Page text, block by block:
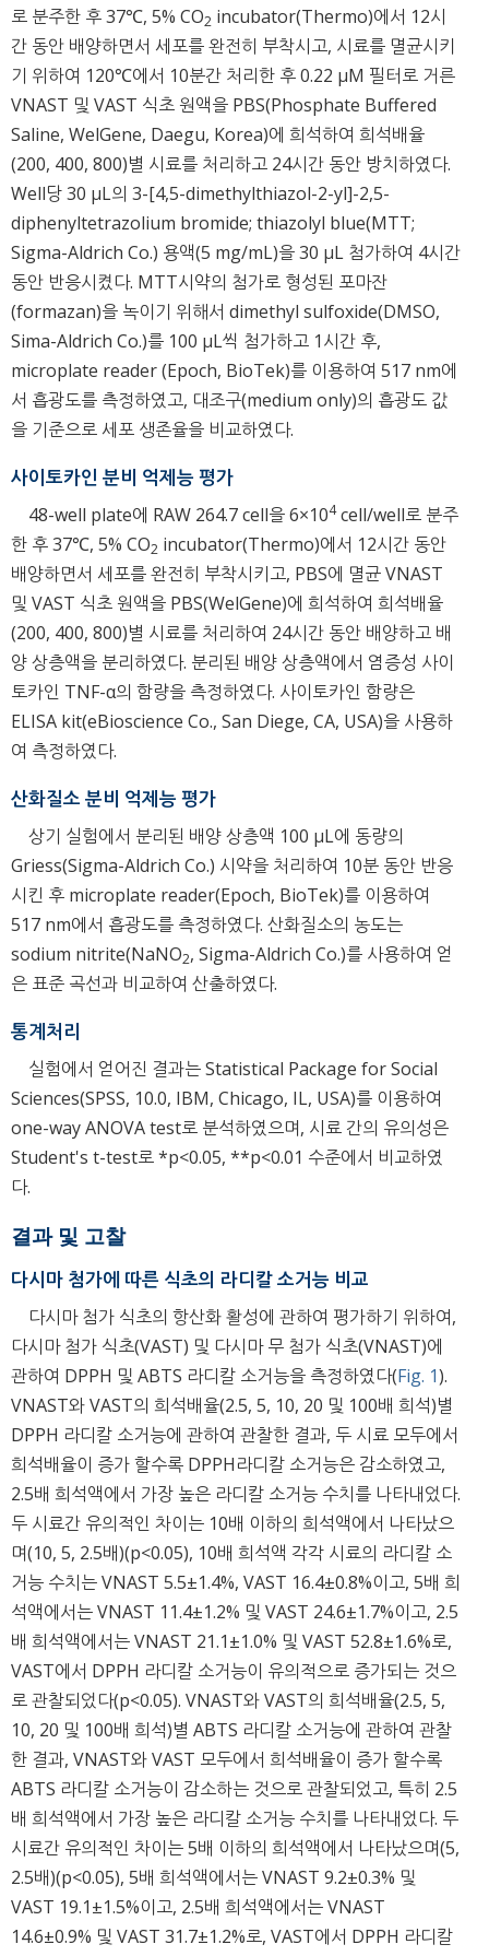
로 분주한 후 37℃, 5% CO2 incubator(Thermo)에서 12시
간 동안 배양하면서 세포를 완전히 부착시고, 시료를 멸균시키
기 위하여 120℃에서 10분간 처리한 후 0.22 μM 필터로 거른
VNAST 및 VAST 식초 원액을 PBS(Phosphate Buffered
Saline, WelGene, Daegu, Korea)에 희석하여 희석배율
(200, 400, 800)별 시료를 처리하고 24시간 동안 방치하였다.
Well당 30 μL의 3-[4,5-dimethylthiazol-2-yl]-2,5-
diphenyltetrazolium bromide; thiazolyl blue(MTT;
Sigma-Aldrich Co.) 용액(5 mg/mL)을 30 μL 첨가하여 4시간
동안 반응시켰다. MTT시약의 첨가로 형성된 포마잔
(formazan)을 녹이기 위해서 dimethyl sulfoxide(DMSO,
Sima-Aldrich Co.)를 100 μL씩 첨가하고 1시간 후,
microplate reader (Epoch, BioTek)를 이용하여 517 nm에
서 흡광도를 측정하였고, 대조구(medium only)의 흡광도 값
을 기준으로 세포 생존율을 비교하였다.
사이토카인 분비 억제능 평가
48-well plate에 RAW 264.7 cell을 6×104cell/well로 분주
한 후 37℃, 5% CO2 incubator(Thermo)에서 12시간 동안
배양하면서 세포를 완전히 부착시키고, PBS에 멸균 VNAST
및 VAST 식초 원액을 PBS(WelGene)에 희석하여 희석배율
(200, 400, 800)별 시료를 처리하여 24시간 동안 배양하고 배
양 상층액을 분리하였다. 분리된 배양 상층액에서 염증성 사이
토카인 TNF-α의 함량을 측정하였다. 사이토카인 함량은
ELISA kit(eBioscience Co., San Diege, CA, USA)을 사용하
여 측정하였다.
산화질소 분비 억제능 평가
상기 실험에서 분리된 배양 상층액 100 μL에 동량의
Griess(Sigma-Aldrich Co.) 시약을 처리하여 10분 동안 반응
시킨 후 microplate reader(Epoch, BioTek)를 이용하여
517 nm에서 흡광도를 측정하였다. 산화질소의 농도는
sodium nitrite(NaNO2, Sigma-Aldrich Co.)를 사용하여 얻
은 표준 곡선과 비교하여 산출하였다.
통계처리
실험에서 얻어진 결과는 Statistical Package for Social
Sciences(SPSS, 10.0, IBM, Chicago, IL, USA)를 이용하여
one-way ANOVA test로 분석하였으며, 시료 간의 유의성은
Student's t-test로 *p<0.05, **p<0.01 수준에서 비교하였
다.
결과 및 고찰
다시마 첨가에 따른 식초의 라디칼 소거능 비교
다시마 첨가 식초의 항산화 활성에 관하여 평가하기 위하여,
다시마 첨가 식초(VAST) 및 다시마 무 첨가 식초(VNAST)에
관하여 DPPH 및 ABTS 라디칼 소거능을 측정하였다(Fig. 1).
VNAST와 VAST의 희석배율(2.5, 5, 10, 20 및 100배 희석)별
DPPH 라디칼 소거능에 관하여 관찰한 결과, 두 시료 모두에서
희석배율이 증가 할수록 DPPH라디칼 소거능은 감소하였고,
2.5배 희석액에서 가장 높은 라디칼 소거능 수치를 나타내었다.
두 시료간 유의적인 차이는 10배 이하의 희석액에서 나타났으
며(10, 5, 2.5배)(p<0.05), 10배 희석액 각각 시료의 라디칼 소
거능 수치는 VNAST 5.5±1.4%, VAST 16.4±0.8%이고, 5배 희
석액에서는 VNAST 11.4±1.2% 및 VAST 24.6±1.7%이고, 2.5
배 희석액에서는 VNAST 21.1±1.0% 및 VAST 52.8±1.6%로,
VAST에서 DPPH 라디칼 소거능이 유의적으로 증가되는 것으
로 관찰되었다(p<0.05). VNAST와 VAST의 희석배율(2.5, 5,
10, 20 및 100배 희석)별 ABTS 라디칼 소거능에 관하여 관찰
한 결과, VNAST와 VAST 모두에서 희석배율이 증가 할수록
ABTS 라디칼 소거능이 감소하는 것으로 관찰되었고, 특히 2.5
배 희석액에서 가장 높은 라디칼 소거능 수치를 나타내었다. 두
시료간 유의적인 차이는 5배 이하의 희석액에서 나타났으며(5,
2.5배)(p<0.05), 5배 희석액에서는 VNAST 9.2±0.3% 및
VAST 19.1±1.5%이고, 2.5배 희석액에서는 VNAST
14.6±0.9% 및 VAST 31.7±1.2%로, VAST에서 DPPH 라디칼